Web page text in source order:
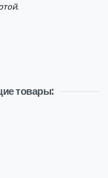
товары: